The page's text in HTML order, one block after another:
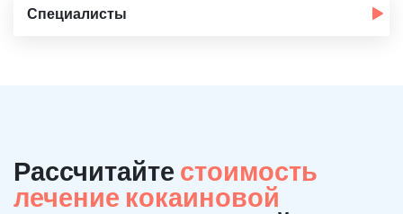
Специалисты
Рассчитайте стоимость
лечение кокаиновой